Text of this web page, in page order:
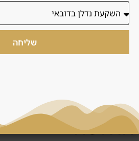
טעויות נפוצות כוללות קנייה לפי
ברוטו, התעלמות מדמי שירות, בחירת
קנייה בגלל לחץ זמן, חוסר בדיקה של
תוכנית ניהול. המטרה של דנסיה היא
שאלות שצריך
החלטה
שליחה